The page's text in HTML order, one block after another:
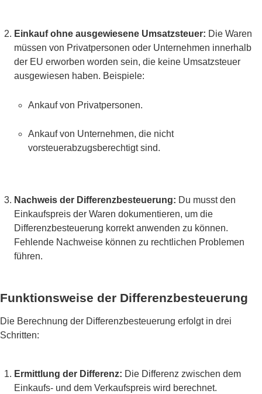
Einkauf ohne ausgewiesene Umsatzsteuer: Die Waren
müssen von Privatpersonen oder Unternehmen innerhalb
der EU erworben worden sein, die keine Umsatzsteuer
ausgewiesen haben. Beispiele:
Ankauf von Privatpersonen.
Ankauf von Unternehmen, die nicht
vorsteuerabzugsberechtigt sind.
Nachweis der Differenzbesteuerung: Du musst den
Einkaufspreis der Waren dokumentieren, um die
Differenzbesteuerung korrekt anwenden zu können.
Fehlende Nachweise können zu rechtlichen Problemen
führen.
Funktionsweise der Differenzbesteuerung
Die Berechnung der Differenzbesteuerung erfolgt in drei
Schritten:
Ermittlung der Differenz: Die Differenz zwischen dem
Einkaufs- und dem Verkaufspreis wird berechnet.